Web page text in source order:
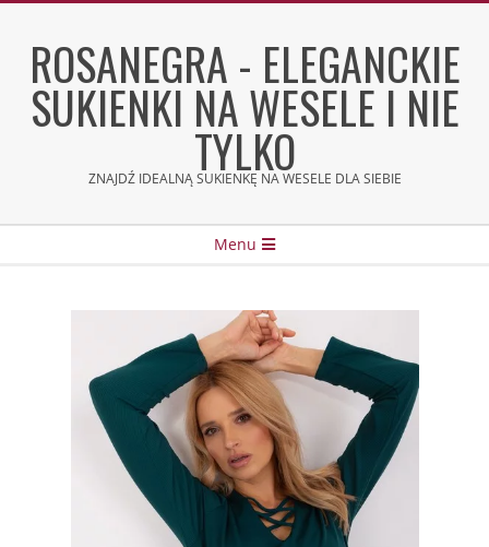
contentROSANEGRA - ELEGANCKIE
SUKIENKI NA WESELE I NIE
TYLKO
ZNAJDŹ IDEALNĄ SUKIENKĘ NA WESELE DLA SIEBIE
Menu